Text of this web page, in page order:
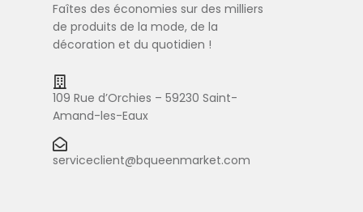
Faîtes des économies sur des milliers
de produits de la mode, de la
décoration et du quotidien !
109 Rue d’Orchies – 59230 Saint-
Amand-les-Eaux
serviceclient@bqueenmarket.com